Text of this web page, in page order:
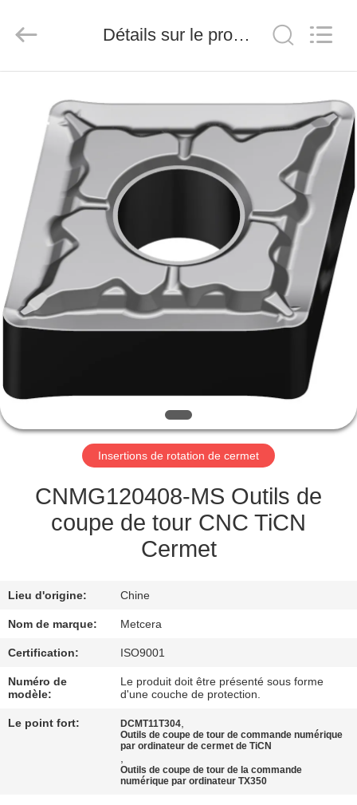
MAISON
PRODUITS
VIDÉO
À
PROPOS
VISITE
L'USINE
CATALOGUE
CONTACTER
NOUVELLES
DEMANDEZ
UN DEVIS
Advanced
Materials
Rights
Détails sur le produit
Insertions de rotation de cermet
CNMG120408-MS Outils de
coupe de tour CNC TiCN
Cermet
Lieu d'origine: Chine
Nom de marque: Metcera
Certification: ISO9001
Numéro de
modèle:
Le produit doit être présenté sous forme
d'une couche de protection.
Le point fort: DCMT11T304,
Outils de coupe de tour de commande numérique
par ordinateur de cermet de TiCN
,
Outils de coupe de tour de la commande
numérique par ordinateur TX350